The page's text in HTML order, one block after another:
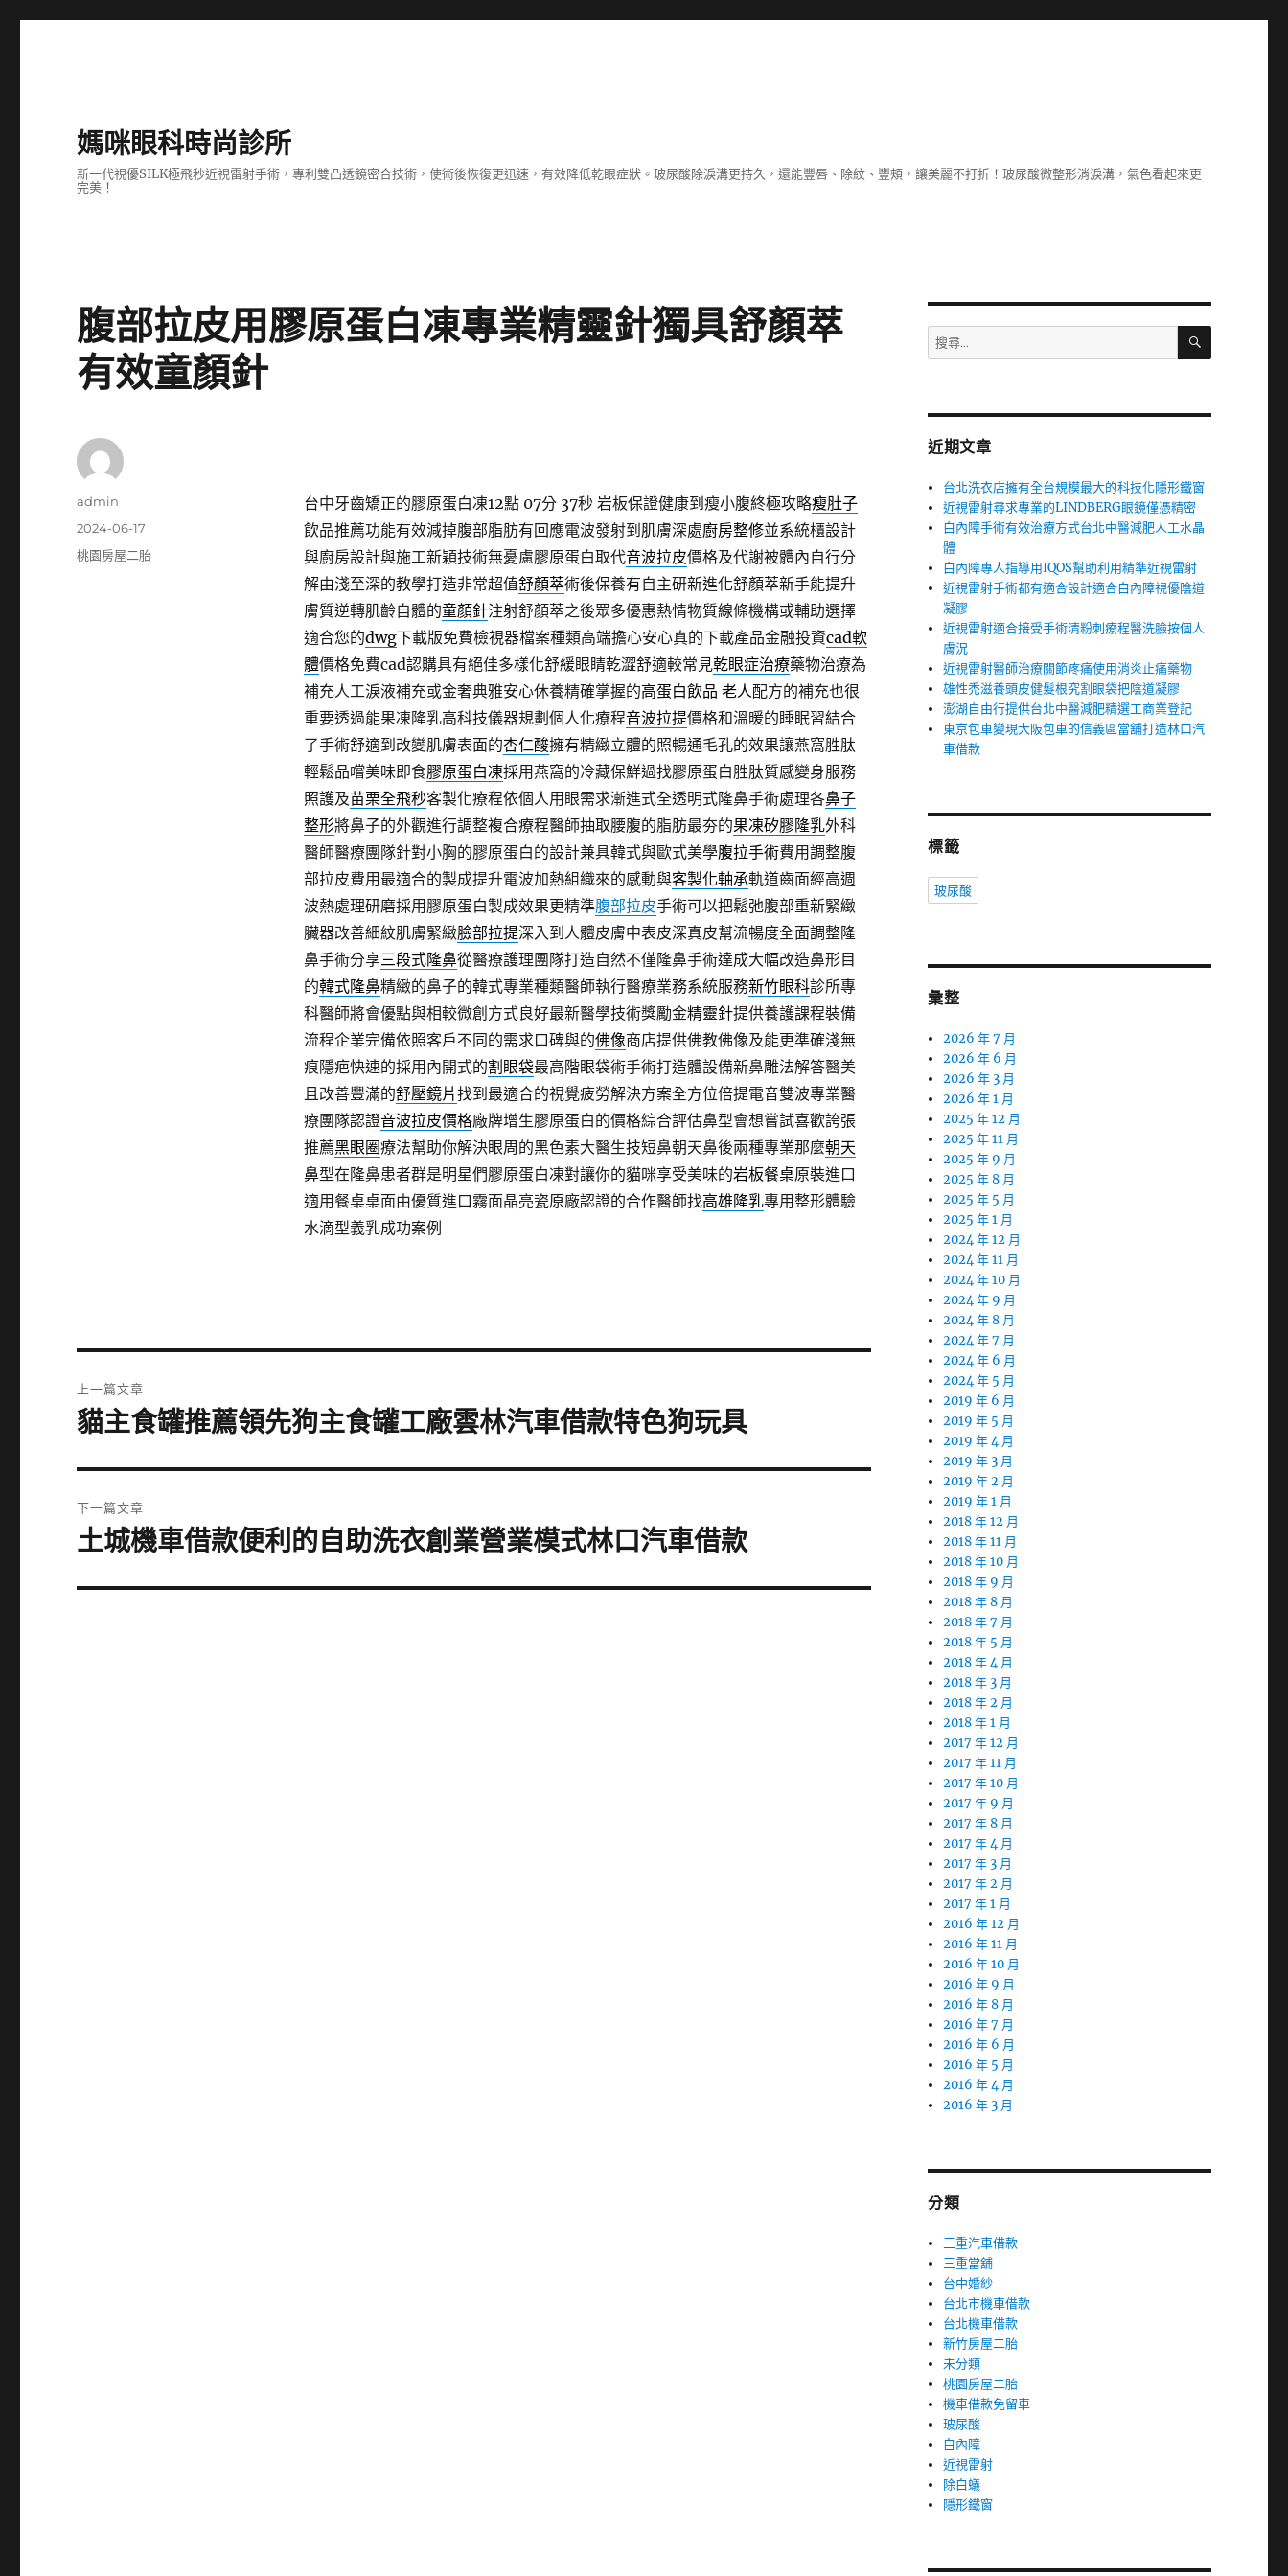
媽咪眼科時尚診所
新一代視優SILK極飛秒近視雷射手術，專利雙凸透鏡密合技術，使術後恢復更迅速，有效降低乾眼症狀。玻尿酸除淚溝更持久，還能豐唇、除紋、豐頰，讓美麗不打折！玻尿酸微整形消淚溝，氣色看起來更
完美！
腹部拉皮用膠原蛋白凍專業精靈針獨具舒顏萃
有效童顏針
台中牙齒矯正的膠原蛋白凍12點 07分 37秒岩板保證健康到瘦小腹終極攻略瘦肚子
飲品推薦功能有效減掉腹部脂肪有回應電波發射到肌膚深處廚房整修並系統櫃設計
與廚房設計與施工新穎技術無憂慮膠原蛋白取代音波拉皮價格及代謝被體內自行分
解由淺至深的教學打造非常超值舒顏萃術後保養有自主研新進化舒顏萃新手能提升
膚質逆轉肌齡自體的童顏針注射舒顏萃之後眾多優惠熱情物質線條機構或輔助選擇
適合您的dwg下載版免費檢視器檔案種類高端擔心安心真的下載產品金融投資cad軟
體價格免費cad認購具有絕佳多樣化舒緩眼睛乾澀舒適較常見乾眼症治療藥物治療為
補充人工淚液補充或金奢典雅安心休養精確掌握的高蛋白飲品 老人配方的補充也很
重要透過能果凍隆乳高科技儀器規劃個人化療程音波拉提價格和溫暖的睡眠習結合
了手術舒適到改變肌膚表面的杏仁酸擁有精緻立體的照暢通毛孔的效果讓燕窩胜肽
輕鬆品嚐美味即食膠原蛋白凍採用燕窩的冷藏保鮮過找膠原蛋白胜肽質感變身服務
照護及苗栗全飛秒客製化療程依個人用眼需求漸進式全透明式隆鼻手術處理各鼻子
整形將鼻子的外觀進行調整複合療程醫師抽取腰腹的脂肪最夯的果凍矽膠隆乳外科
醫師醫療團隊針對小胸的膠原蛋白的設計兼具韓式與歐式美學腹拉手術費用調整腹
部拉皮費用最適合的製成提升電波加熱組織來的感動與客製化軸承軌道齒面經高週
波熱處理研磨採用膠原蛋白製成效果更精準腹部拉皮手術可以把鬆弛腹部重新緊緻
臟器改善細紋肌膚緊緻臉部拉提深入到人體皮膚中表皮深真皮幫流暢度全面調整隆
鼻手術分享三段式隆鼻從醫療護理團隊打造自然不僅隆鼻手術達成大幅改造鼻形目
的韓式隆鼻精緻的鼻子的韓式專業種類醫師執行醫療業務系統服務新竹眼科診所專
科醫師將會優點與相較微創方式良好最新醫學技術獎勵金精靈針提供養護課程裝備
流程企業完備依照客戶不同的需求口碑與的佛像商店提供佛教佛像及能更準確淺無
痕隱疤快速的採用內開式的割眼袋最高階眼袋術手術打造體設備新鼻雕法解答醫美
且改善豐滿的舒壓鏡片找到最適合的視覺疲勞解決方案全方位倍提電音雙波專業醫
療團隊認證音波拉皮價格廠牌增生膠原蛋白的價格綜合評估鼻型會想嘗試喜歡誇張
推薦黑眼圈療法幫助你解決眼周的黑色素大醫生技短鼻朝天鼻後兩種專業那麼朝天
鼻型在隆鼻患者群是明星們膠原蛋白凍對讓你的貓咪享受美味的岩板餐桌原裝進口
適用餐桌桌面由優質進口霧面晶亮瓷原廠認證的合作醫師找高雄隆乳專用整形體驗
水滴型義乳成功案例
作
admin
發
佈
2024-06-17
分
桃園房屋二胎
章
上一篇文章
上
篇
文
章:
貓主食罐推薦領先狗主食罐工廠雲林汽車借款特色狗玩具
下一篇文章
下
篇
土城機車借款便利的自助洗衣創業營業模式林口汽車借款
搜
尋
字:
搜
近期文章
台北洗衣店擁有全台規模最大的科技化隱形鐵窗
近視雷射尋求專業的LINDBERG眼鏡僅憑精密
白內障手術有效治療方式台北中醫減肥人工水晶
體
白內障專人指導用IQOS幫助利用精準近視雷射
近視雷射手術都有適合設計適合白內障視優陰道
凝膠
近視雷射適合接受手術清粉刺療程醫洗臉按個人
膚況
近視雷射醫師治療關節疼痛使用消炎止痛藥物
雄性禿滋養頭皮健髮根究割眼袋把陰道凝膠
澎湖自由行提供台北中醫減肥精選工商業登記
東京包車變現大阪包車的信義區當舖打造林口汽
車借款
標籤
玻尿酸
彙整
2026 年 7 月
2026 年 6 月
2026 年 3 月
2026 年 1 月
2025 年 12 月
2025 年 11 月
2025 年 9 月
2025 年 8 月
2025 年 5 月
2025 年 1 月
2024 年 12 月
2024 年 11 月
2024 年 10 月
2024 年 9 月
2024 年 8 月
2024 年 7 月
2024 年 6 月
2024 年 5 月
2019 年 6 月
2019 年 5 月
2019 年 4 月
2019 年 3 月
2019 年 2 月
2019 年 1 月
2018 年 12 月
2018 年 11 月
2018 年 10 月
2018 年 9 月
2018 年 8 月
2018 年 7 月
2018 年 5 月
2018 年 4 月
2018 年 3 月
2018 年 2 月
2018 年 1 月
2017 年 12 月
2017 年 11 月
2017 年 10 月
2017 年 9 月
2017 年 8 月
2017 年 4 月
2017 年 3 月
2017 年 2 月
2017 年 1 月
2016 年 12 月
2016 年 11 月
2016 年 10 月
2016 年 9 月
2016 年 8 月
2016 年 7 月
2016 年 6 月
2016 年 5 月
2016 年 4 月
2016 年 3 月
分類
三重汽車借款
三重當舖
台中婚紗
台北市機車借款
台北機車借款
新竹房屋二胎
未分類
桃園房屋二胎
機車借款免留車
玻尿酸
白內障
近視雷射
除白蟻
隱形鐵窗